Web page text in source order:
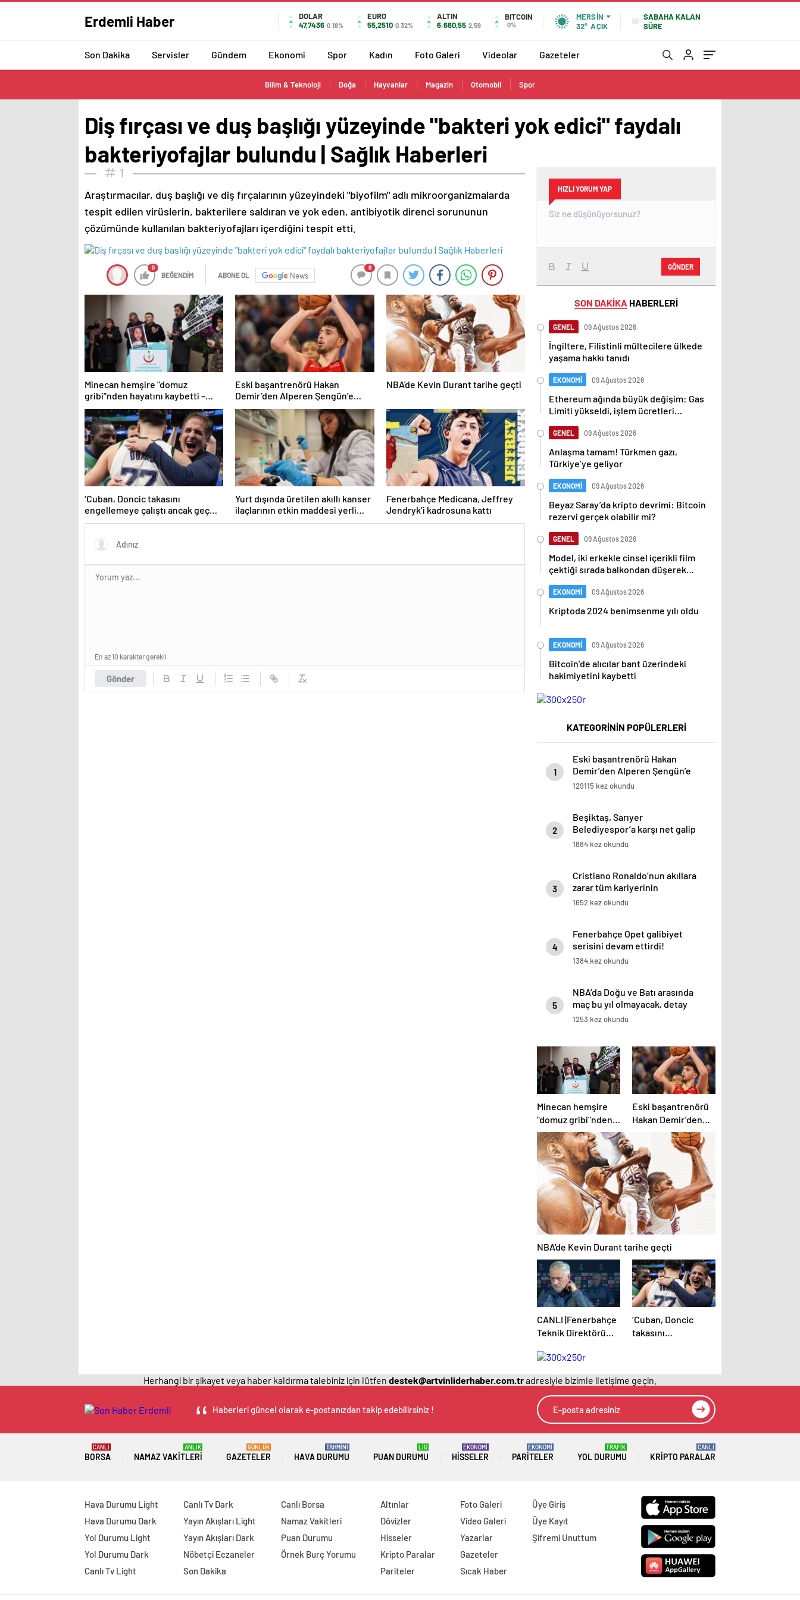
Erdemli Haber
DOLAR
47,7436 0.18%
EURO
55,2510 0.32%
ALTIN
6.660,55 2,59
BITCOIN
0%
MERSIN
32° AÇIK
SABAHA KALAN
SÜRE
Son Dakika Servisler Gündem Ekonomi Spor Kadın Foto Galeri Videolar Gazeteler
Bilim & Teknoloji Doğa Hayvanlar Magazin Otomobil Spor
Diş fırçası ve duş başlığı yüzeyinde "bakteri yok edici" faydalı
bakteriyofajlar bulundu | Sağlık Haberleri
1
Araştırmacılar, duş başlığı ve diş fırçalarının yüzeyindeki "biyofilm" adlı mikroorganizmalarda
tespit edilen virüslerin, bakterilere saldıran ve yok eden, antibiyotik direnci sorununun
çözümünde kullanılan bakteriyofajları içerdiğini tespit etti.
0
BEĞENDİM ABONE OL News
0
Minecan hemşire "domuz
gribi"nden hayatını kaybetti –
Haberler | Sağlık Haberleri
Eski başantrenörü Hakan
Demir’den Alperen Şengün’e
övgü
NBA'de Kevin Durant tarihe geçti
‘Cuban, Doncic takasını
engellemeye çalıştı ancak geç
kaldı’ iddiası! NBA Haberleri
Yurt dışında üretilen akıllı kanser
ilaçlarının etkin maddesi yerli
imkanlarla geliştirildi | Sağlık
Fenerbahçe Medicana, Jeffrey
Jendryk’i kadrosuna kattı
Gönder
En az 10 karakter gerekli
HIZLI YORUM YAP
GÖNDER
SON DAKİKA HABERLERİ
GENEL 09 Ağustos 2026
İngiltere, Filistinli mültecilere ülkede
yaşama hakkı tanıdı
EKONOMİ 09 Ağustos 2026
Ethereum ağında büyük değişim: Gas
Limiti yükseldi, işlem ücretleri
GENEL 09 Ağustos 2026
Anlaşma tamam! Türkmen gazı,
Türkiye’ye geliyor
EKONOMİ 09 Ağustos 2026
Beyaz Saray’da kripto devrimi: Bitcoin
rezervi gerçek olabilir mi?
GENEL 09 Ağustos 2026
Model, iki erkekle cinsel içerikli film
çektiği sırada balkondan düşerek
EKONOMİ 09 Ağustos 2026
Kriptoda 2024 benimsenme yılı oldu
EKONOMİ 09 Ağustos 2026
Bitcoin’de alıcılar bant üzerindeki
hakimiyetini kaybetti
KATEGORİNİN POPÜLERLERİ
1
Eski başantrenörü Hakan
Demir’den Alperen Şengün’e
övgü
129115 kez okundu
2
Beşiktaş, Sarıyer
Belediyespor’a karşı net galip
1884 kez okundu
3
Cristiano Ronaldo’nun akıllara
zarar tüm kariyerinin
istatistiğini çıkardık !
1652 kez okundu
4
Fenerbahçe Opet galibiyet
serisini devam ettirdi!
1384 kez okundu
5
NBA’da Doğu ve Batı arasında
maç bu yıl olmayacak, detay
haberimizde.
1253 kez okundu
Minecan hemşire
"domuz gribi"nden
hayatını kaybetti –
Haberler | Sağlık
Haberleri
Eski başantrenörü
Hakan Demir’den
Alperen Şengün’e
övgü
NBA'de Kevin Durant tarihe geçti
CANLI |Fenerbahçe
Teknik Direktörü
basın toplantısı
düzenliyor
‘Cuban, Doncic
takasını
iddiası! NBA
Haberleri
Herhangi bir şikayet veya haber kaldırma talebiniz için lütfen destek@artvinliderhaber.com.tradresiyle bizimle iletişime geçin.
Haberleri güncel olarak e-postanızdan takip edebilirsiniz !
BORSA
CANLI
NAMAZ VAKITLERI
ANLIK
GAZETELER
GÜNLÜK
HAVA DURUMU
TAHMİNİ
PUAN DURUMU
LİG
HISSELER
EKONOMİ
PARITELER
EKONOMİ
YOL DURUMU
TRAFİK
KRIPTO PARALAR
CANLI
Hava Durumu Light
Hava Durumu Dark
Yol Durumu Light
Yol Durumu Dark
Canlı Tv Light
Canlı Tv Dark
Yayın Akışları Light
Yayın Akışları Dark
Nöbetçi Eczaneler
Son Dakika
Canlı Borsa
Namaz Vakitleri
Puan Durumu
Örnek Burç Yorumu
Altınlar
Dövizler
Hisseler
Kripto Paralar
Pariteler
Foto Galeri
Video Galeri
Yazarlar
Gazeteler
Sıcak Haber
Üye Giriş
Üye Kayıt
Şifremi Unuttum